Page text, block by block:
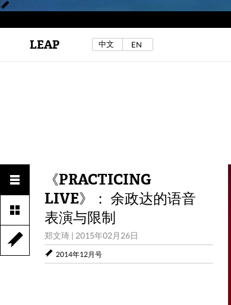
详见LEAP 2025 秋冬刊《下海游》
LEAP 中文 EN
《PRACTICING
LIVE》： 余政达的语音
表演与限制
郑文琦 | 2015年02月26日
2014年12月号